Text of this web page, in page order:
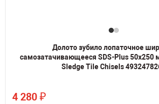
Долото зубило лопаточное
самозатачивающееся SDS-Plus 50х250
Sledge Tile Chisels
4 280 ₽